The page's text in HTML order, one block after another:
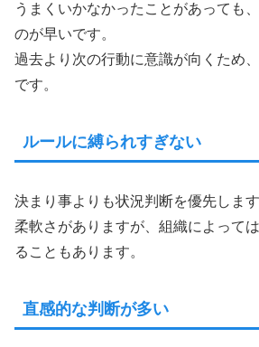
うまくいかなかったことがあっても
のが早いです。
過去より次の行動に意識が向くため
です。
ルールに縛られすぎない
決まり事よりも状況判断を優先します
柔軟さがありますが、組織によって
ることもあります。
直感的な判断が多い